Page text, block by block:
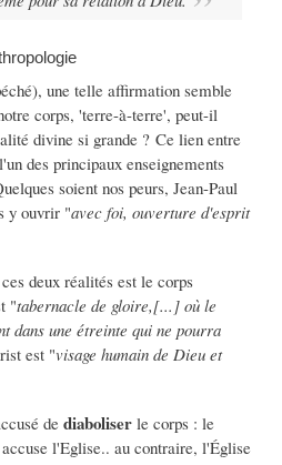
une telle affirmation semble
corps, 'terre-à-terre', peut-il
divine si grande ? Ce lien entre
des principaux enseignements
soient nos peurs, Jean-Paul
y ouvrir "avec foi, ouverture d'esprit
deux réalités est le corps
"tabernacle de gloire,[...] où le
dans une étreinte qui ne pourra
est "visage humain de Dieu et
de diaboliser le corps : le
l'Eglise.. au contraire, l'Église